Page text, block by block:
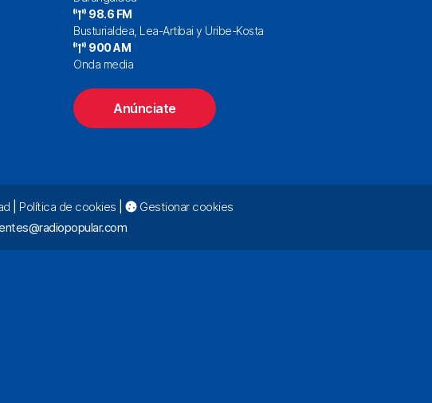
98.6 FM
Busturialdea, Lea-Artibai y Uribe-Kosta
900 AM
Onda media
Anúnciate
Política de cookies
Gestionar cookies